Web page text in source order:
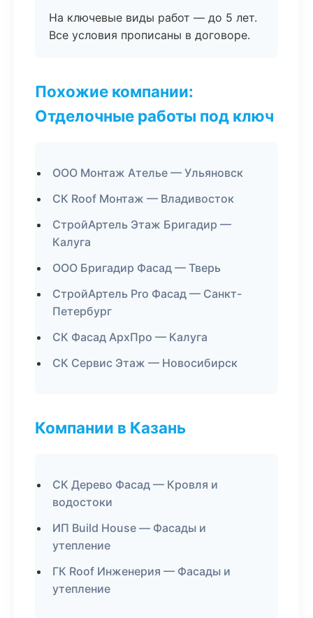
На ключевые виды работ — до 5 лет.
Все условия прописаны в договоре.
Похожие компании:
Отделочные работы под ключ
ООО Монтаж Ателье — Ульяновск
СК Roof Монтаж — Владивосток
СтройАртель Этаж Бригадир —
Калуга
ООО Бригадир Фасад — Тверь
СтройАртель Pro Фасад — Санкт-
Петербург
СК Фасад АрхПро — Калуга
СК Сервис Этаж — Новосибирск
Компании в Казань
СК Дерево Фасад — Кровля и
водостоки
ИП Build House — Фасады и
утепление
ГК Roof Инженерия — Фасады и
утепление